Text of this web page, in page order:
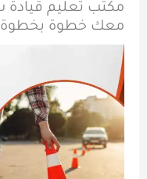
معك خطوة بخطوة